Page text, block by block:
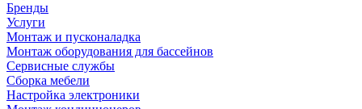
Бренды
Услуги
Монтаж и пусконаладка
Монтаж оборудования для бассейнов
Сервисные службы
Сборка мебели
Настройка электроники